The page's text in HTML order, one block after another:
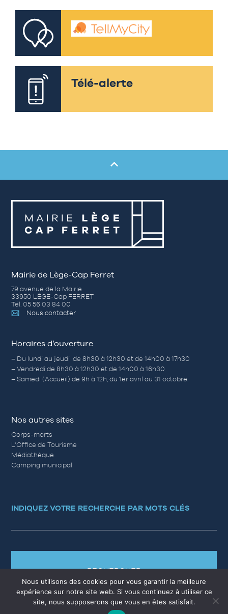
Télé-alerte
Mairie de Lège-Cap Ferret
79 avenue de la Mairie
33950 LÈGE-Cap FERRET
Tél. 05 56 03 84 00
Nous contacter
Horaires d’ouverture
– Du lundi au jeudi de 8h30 à 12h30 et de 14h00 à 17h30
– Vendredi de 8h30 à 12h30 et de 14h00 à 16h30
– Samedi (Accueil) de 9h à 12h, du 1er avril au 31 octobre.
Nos autres sites
Corps-morts
L’Office de Tourisme
Médiathèque
Camping municipal
INDIQUEZ VOTRE RECHERCHE PAR MOTS CLÉS
RECHERCHER
Nous utilisons des cookies pour vous garantir la meilleure
expérience sur notre site web. Si vous continuez à utiliser ce
site, nous supposerons que vous en êtes satisfait.